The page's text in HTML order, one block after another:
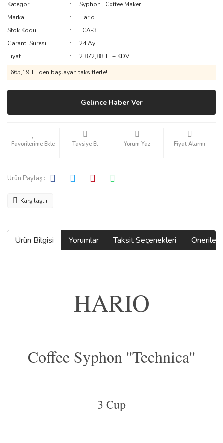
Kategori Syphon , Coffee Maker
Marka
Hario
Stok Kodu
TCA-3
Garanti Süresi
24 Ay
Fiyat
2.872,88 TL + KDV
665,19 TL den başlayan taksitlerle!!
Gelince Haber Ver
Tavsiye Et Yorum Yaz Fiyat Alarmı
Ürün Paylaş :
Karşılaştır
Ürün Bilgisi Yorumlar Taksit Seçenekleri
HARIO
Coffee Syphon ''Technica''
3 Cup